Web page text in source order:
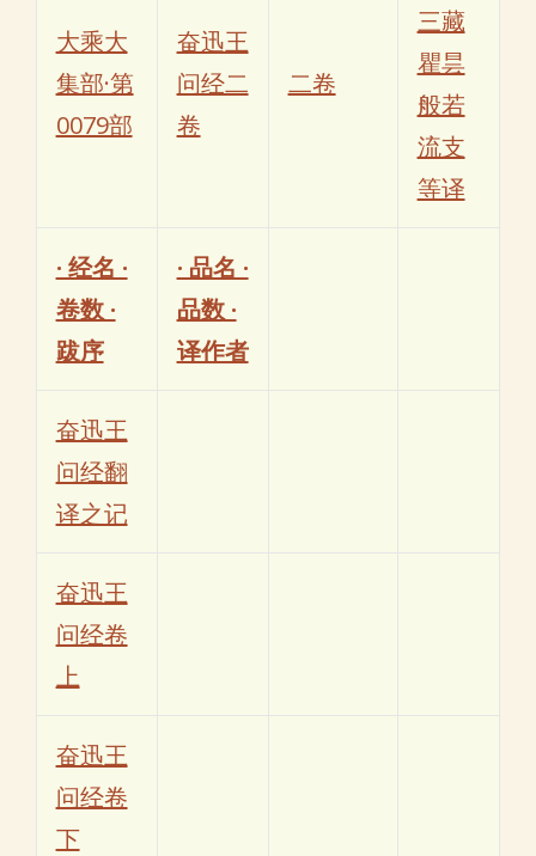
大乘大
集部·第
0079部
奋迅王
问经二
卷
二卷
三藏
瞿昙
般若
流支
等译
· 经名 ·
卷数 ·
跋序
· 品名 ·
品数 ·
译作者
奋迅王
问经翻
译之记
奋迅王
问经卷
上
奋迅王
问经卷
下